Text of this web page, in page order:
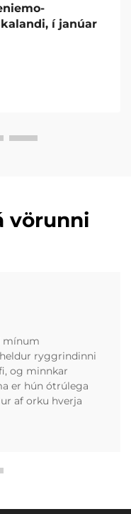
í janúar
vörunni
mínum
ryggrindinni
og minnkar
er hún ótrúlega
af orku hverja